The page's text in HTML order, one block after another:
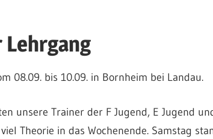
08.09. bis 10.09. in Bornheim bei Landau.
unsere Trainer der F Jugend, E Jugend
Theorie in das Wochenende. Samstag